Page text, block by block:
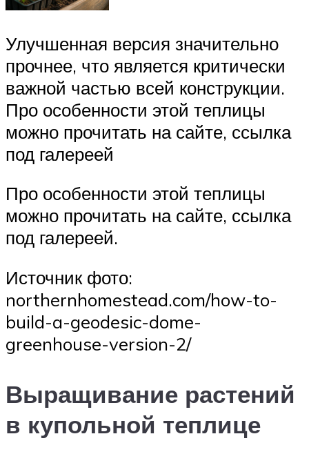
Улучшенная версия значительно
прочнее, что является критически
важной частью всей конструкции.
Про особенности этой теплицы
можно прочитать на сайте, ссылка
под галереей
Про особенности этой теплицы
можно прочитать на сайте, ссылка
под галереей.
Источник фото:
northernhomestead.com/how-to-
build-a-geodesic-dome-
greenhouse-version-2/
Выращивание растений
в купольной теплице